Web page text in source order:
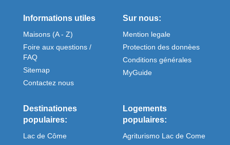
Informations utiles
Maisons (A - Z)
Foire aux questions /
FAQ
Sitemap
Contactez nous
Sur nous:
Mention legale
Protection des donnèes
Conditions générales
MyGuide
Destinationes
populaires:
Lac de Côme
Logements
populaires:
Agriturismo Lac de Come